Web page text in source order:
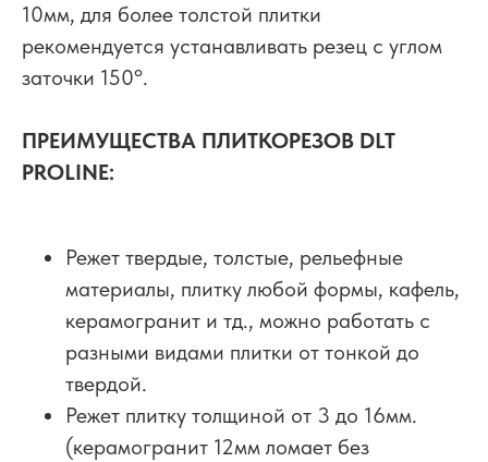
10мм, для более толстой плитки
рекомендуется устанавливать резец с углом
заточки 150º.
ПРЕИМУЩЕСТВА ПЛИТКОРЕЗОВ DLT
PROLINE:
Режет твердые, толстые, рельефные
материалы, плитку любой формы, кафель,
керамогранит и тд., можно работать с
разными видами плитки от тонкой до
твердой.
Режет плитку толщиной от 3 до 16мм.
(керамогранит 12мм ломает без